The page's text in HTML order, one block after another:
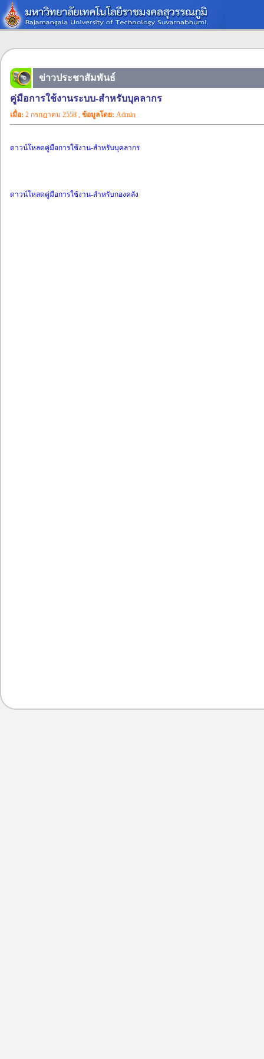
ข่าวประชาสัมพันธ์
คู่มือการใช้งานระบบ-สำหรับบุคลากร
เมื่อ: 2 กรกฎาคม 2558 , ข้อมูลโดย: Admin
ดาวน์โหลดคู่มือการใช้งาน-สำหรับบุคลากร
ดาวน์โหลดคู่มือการใช้งาน-สำหรับกองคลัง